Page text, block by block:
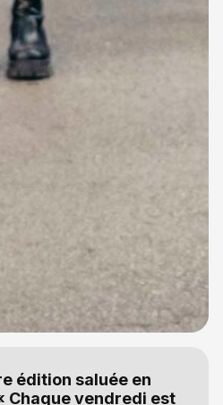
édition saluée en
Chaque vendredi est